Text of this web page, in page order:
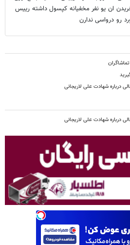
ان یو نفر مخفیانه کپسول داشته رییس
رو درواسی ندارن
درباره شهادت علی لاریجانی
درباره شهادت علی لاریجانی